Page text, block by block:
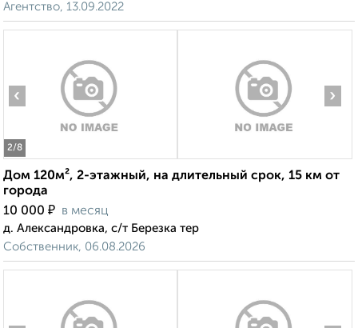
Агентство, 13.09.2022
2/8
‹ ›
Дом 120м², 2-этажный, на длительный срок, 15 км от
города
10 000 ₽ в месяц
д. Александровка, с/т Березка тер
Собственник, 06.08.2026